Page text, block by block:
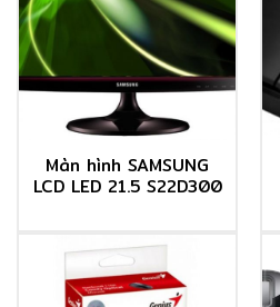
Màn hình SAMSUNG
LCD LED 21.5 S22D300